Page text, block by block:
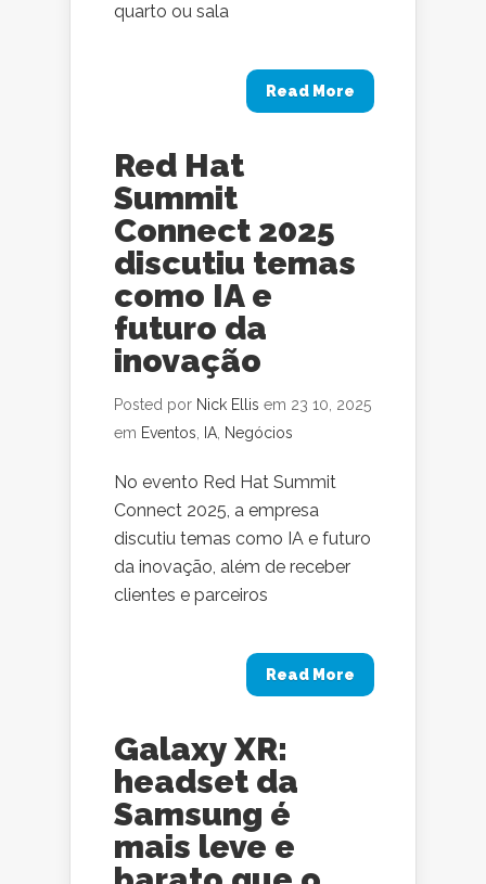
quarto ou sala
Read More
Red Hat
Summit
Connect 2025
discutiu temas
como IA e
futuro da
inovação
Posted por Nick Ellis em 23 10, 2025
em Eventos IA Negócios
No evento Red Hat Summit
Connect 2025, a empresa
discutiu temas como IA e futuro
da inovação, além de receber
clientes e parceiros
Read More
Galaxy XR:
headset da
Samsung é
mais leve e